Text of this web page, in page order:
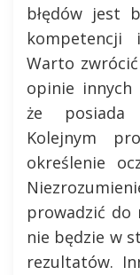
błędów jest
kompetencji
Warto
opinie innych
że posiada
Kolejnym
określenie
prowadzić do
nie będzie w
rezultatów.